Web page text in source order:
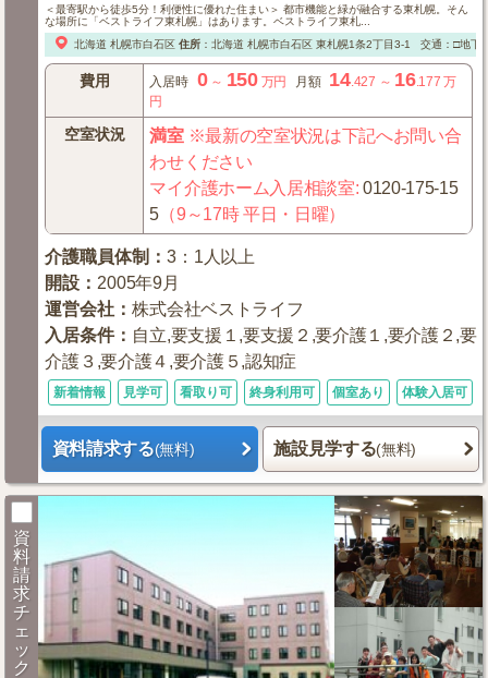
＜最寄駅から徒歩5分！利便性に優れた住まい＞ 都市機能と緑が融合する東札幌。そん
な場所に「ベストライフ東札幌」はあります。ベストライフ東札...
北海道 札幌市白石区 住所： 北海道 札幌市白石区東札幌1条2丁目3-1 交通：□地下
費用 入居時 0～ 150 万円 月額 14.427 ～ 16.177 万
円
空室状況 満室※最新の空室状況は下記へお問い合
わせください
マイ介護ホーム入居相談室:0120-175-15
5 （9～17時 平日・日曜）
介護職員体制 ：3：1人以上
開設 ： 2005年9月
運営会社 ：株式会社ベストライフ
入居条件： 自立,要支援１,要支援２,要介護１,要介護２,要
介護３,要介護４,要介護５,認知症
新着情報 見学可 看取り可 終身利用可 個室あり 体験入居可
資料請求する(無料) 施設見学する(無料)
資
料
請
求
チ
ェ
ッ
ク